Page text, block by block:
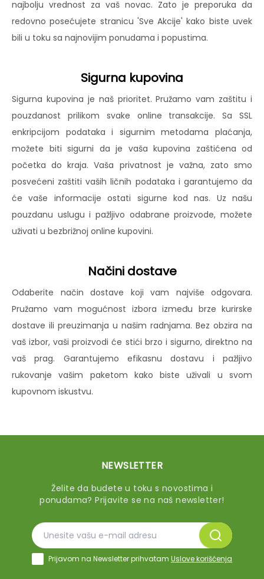
najbolju vrednost za vaš novac. Zato je preporuka da
redovno posećujete stranicu 'Sve Akcije' kako biste uvek
bili u toku sa najnovijim ponudama i popustima.
Sigurna kupovina
Sigurna kupovina je naš prioritet. Pružamo vam zaštitu i
pouzdanost prilikom svake online transakcije. Sa SSL
enkripcijom podataka i sigurnim metodama plaćanja,
možete biti sigurni da je vaša kupovina zaštićena od
početka do kraja. Vaša privatnost je važna, zato smo
posvećeni zaštiti vaših ličnih podataka i garantujemo da
će vaše informacije ostati sigurne kod nas. Uz našu
pouzdanu uslugu i pažljivo odabrane proizvode, možete
uživati u bezbrižnoj online kupovini.
Načini dostave
Odaberite način dostave koji vam najviše odgovara.
Pružamo vam mogućnost izbora između brze kurirske
dostave ili preuzimanja u našim radnjama. Bez obzira na
vaš izbor, vaši proizvodi će stići brzo i sigurno, direktno na
vaš prag. Garantujemo efikasnu dostavu i pažljivo
rukovanje vašim paketom kako biste uživali u svom
kupovnom iskustvu.
NEWSLETTER
Želite da budete u toku s novostima i
ponudama? Prijavite se na naš newsletter!
Prijavom na Newsletter prihvatam Uslove korišćenja